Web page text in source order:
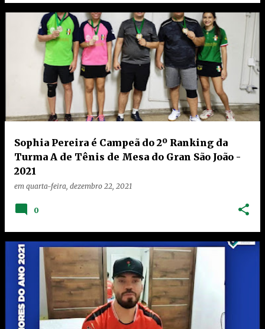
Sophia Pereira é Campeã do 2º Ranking da
Turma A de Tênis de Mesa do Gran São João -
2021
em quarta-feira, dezembro 22, 2021
0